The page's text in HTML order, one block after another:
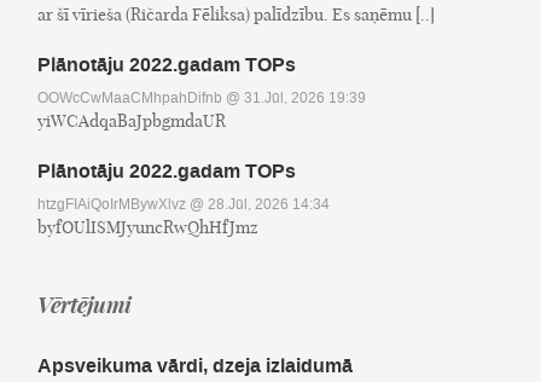
ar šī vīrieša (Ričarda Fēliksa) palīdzību. Es saņēmu [..]
Plānotāju 2022.gadam TOPs
OOWcCwMaaCMhpahDifnb @ 31.Jūl, 2026 19:39
yiWCAdqaBaJpbgmdaUR
Plānotāju 2022.gadam TOPs
htzgFIAiQoIrMBywXlvz @ 28.Jūl, 2026 14:34
byfOUlISMJyuncRwQhHfJmz
Vērtējumi
Apsveikuma vārdi, dzeja izlaidumā